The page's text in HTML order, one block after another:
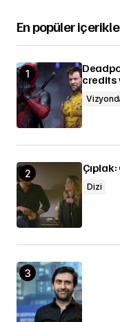
En popüler
credits
Dizi